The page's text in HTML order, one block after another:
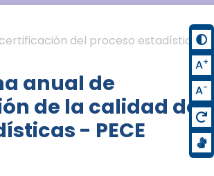
del proceso estadístico
anual de
de la calidad de
- PECE
A+
A-